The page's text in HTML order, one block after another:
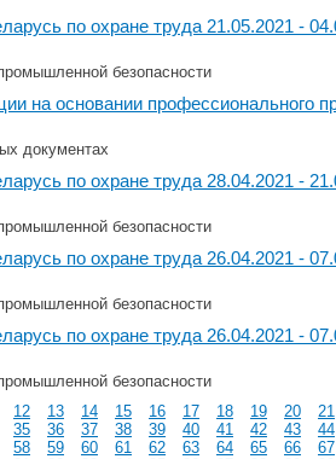
по охране труда 21.05.2021 -
безопасности
на основании профессионального
документах
по охране труда 28.04.2021 -
безопасности
по охране труда 26.04.2021 -
безопасности
по охране труда 26.04.2021 -
безопасности
12 13 14 15 16 17 18 19 20 21
35 36 37 38 39 40 41 42 43 44
58 59 60 61 62 63 64 65 66 67